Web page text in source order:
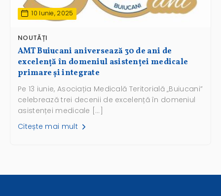
10 Iunie, 2025
NOUTĂȚI
AMT Buiucani aniversează 30 de ani de
excelență în domeniul asistenței medicale
primare și integrate
Pe 13 iunie, Asociația Medicală Teritorială „Buiucani”
celebrează trei decenii de excelență în domeniul
asistenței medicale […]
Citește mai mult